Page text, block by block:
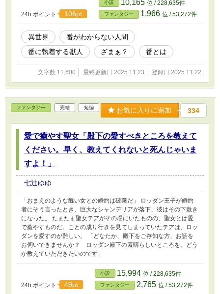
24h.ポイント 106pt
小説 10,165 位 / 228,635件
ファンタジー 1,966 位 / 53,272件
異世界
番がわからない人間
番に執着する獣人
ざまぁ？ 番とは
文字数 11,600 最終更新日 2025.11.23 登録日 2025.11.22
ファンタジー 完結 短編 お気に入りに追加 334
愛で癒やす聖女「殿下の愛すべきところを教えて
ください。早く、教えてくれないと死んじゃいま
すよ！」
七辻ゆゆ
「おまえのような醜い女との婚約は破棄だ」 ロッダン王子が婚約
者にそう言ったとき、巨大なシャンデリアが落下、彼はその下敷き
になった。 たまたま聖女テアがその場にいたものの、聖女とは愛
で癒やすものだ。ことの成り行きを見てしまっていたテアは、ロッ
ダンを愛すのが難しい。 「どなたか、殿下をご存知な方、お話を
お伺いできませんか？ ロッダン殿下の素晴らしいところを、どう
か教えていただきたいのです」
24h.ポイント 49pt
小説 15,994 位 / 228,635件
ファンタジー 2,765 位 / 53,272件